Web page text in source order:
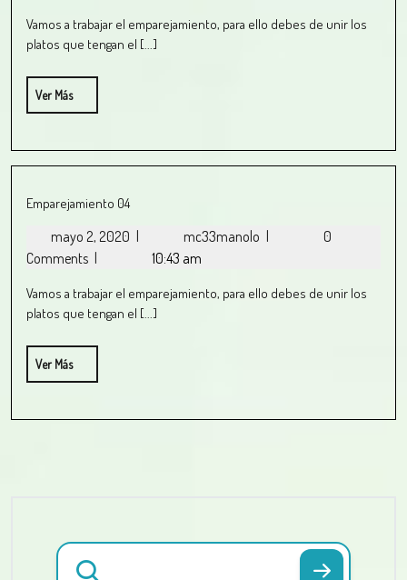
Vamos a trabajar el emparejamiento, para ello debes de unir los
platos que tengan el [...]
Ver Más
Emparejamiento 04
mayo 2, 2020 mc33manolo
0
Comments
10:43 am
Vamos a trabajar el emparejamiento, para ello debes de unir los
platos que tengan el [...]
Ver Más